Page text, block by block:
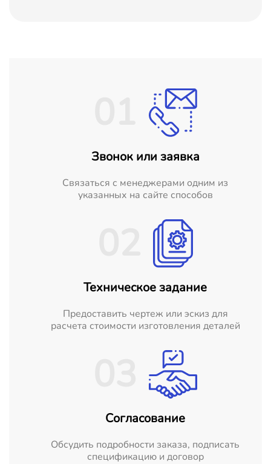
Звонок или заявка
Cвязаться с менеджерами одним из
указанных на сайте способов
Техническое задание
Предоставить чертеж или эскиз для
расчета стоимости изготовления деталей
Согласование
Обсудить подробности заказа, подписать
спецификацию и договор